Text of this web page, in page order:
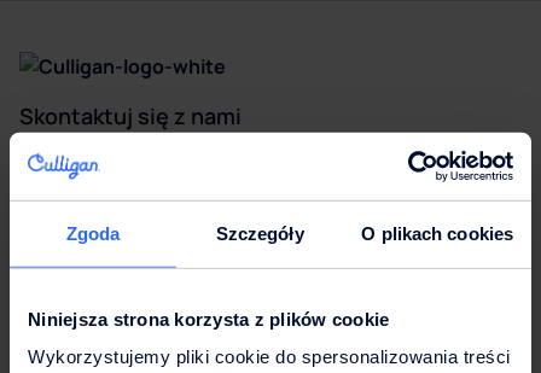
Zgoda Szczegóły O plikach cookies
Niniejsza strona korzysta z plików cookie
Wykorzystujemy pliki cookie do spersonalizowania treści
Skontaktuj się z nami
Skontaktuj się z naszymi ekspertami i korzystaj z wody jak
najlepiej!